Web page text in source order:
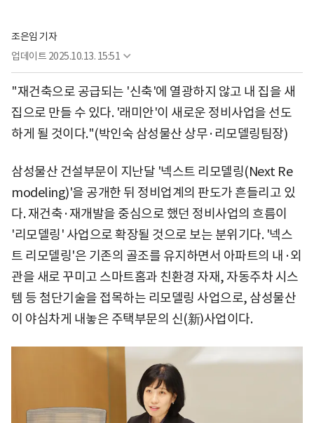
조은임 기자
업데이트 2025.10.13. 15:51
"재건축으로 공급되는 '신축'에 열광하지 않고 내 집을 새
집으로 만들 수 있다. '래미안'이 새로운 정비사업을 선도
하게 될 것이다."(박인숙 삼성물산 상무·리모델링팀장)
삼성물산 건설부문이 지난달 '넥스트 리모델링(Next Re
modeling)'을 공개한 뒤 정비업계의 판도가 흔들리고 있
다. 재건축·재개발을 중심으로 했던 정비사업의 흐름이
'리모델링' 사업으로 확장될 것으로 보는 분위기다. '넥스
트 리모델링'은 기존의 골조를 유지하면서 아파트의 내·외
관을 새로 꾸미고 스마트홈과 친환경 자재, 자동주차 시스
템 등 첨단기술을 접목하는 리모델링 사업으로, 삼성물산
이 야심차게 내놓은 주택부문의 신(新)사업이다.